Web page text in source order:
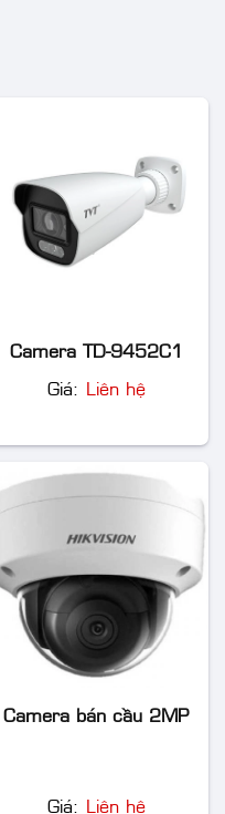
Camera TD-9452C1
Giá: Liên hệ
Camera bán cầu 2MP
Giá: Liên hệ